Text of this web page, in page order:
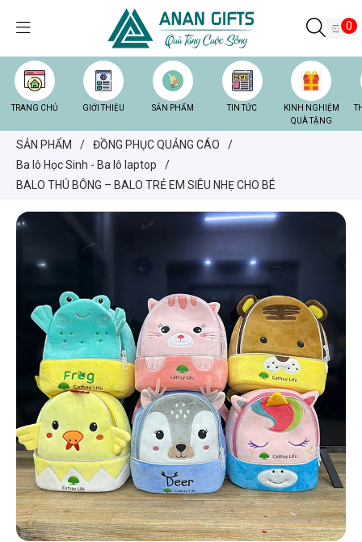
0
TRANG CHỦ GIỚI THIỆU SẢN PHẨM TIN TỨC
KINH NGHIỆM
QUÀ TẶNG
SẢN PHẨM / ĐỒNG PHỤC QUẢNG CÁO
/
Ba lô Học Sinh - Ba lô laptop
/
BALO THÚ BÔNG – BALO TRẺ EM SIÊU NHẸ CHO BÉ